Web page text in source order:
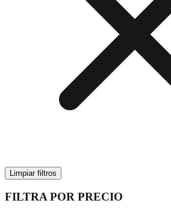
Limpiar filtros
FILTRA POR PRECIO